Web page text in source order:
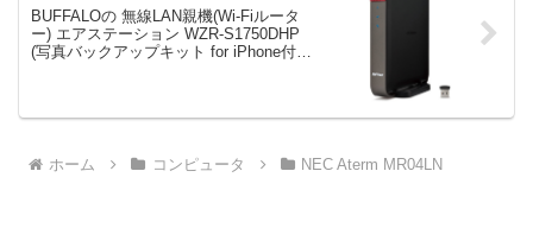
BUFFALOの 無線LAN親機(Wi-Fiルータ
ー) エアステーション WZR-S1750DHP
(写真バックアップキット for iPhone付属)
ホーム コンピュータ NEC Aterm MR04LN